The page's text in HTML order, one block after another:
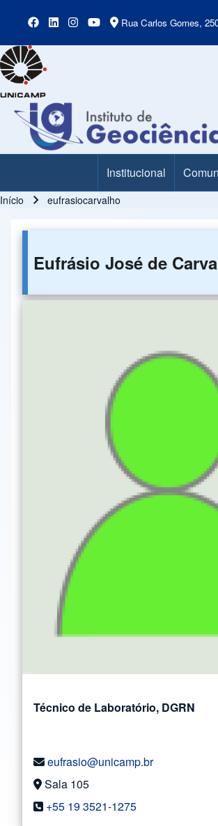
Rua Carlos Gomes,
Main MenuInstitucional
Trilha de navegação
Início eufrasiocarvalho
Eufrásio José de
Técnico de Laboratório, DGRN
eufrasio@unicamp.br
Sala 105
+55 19 3521-1275